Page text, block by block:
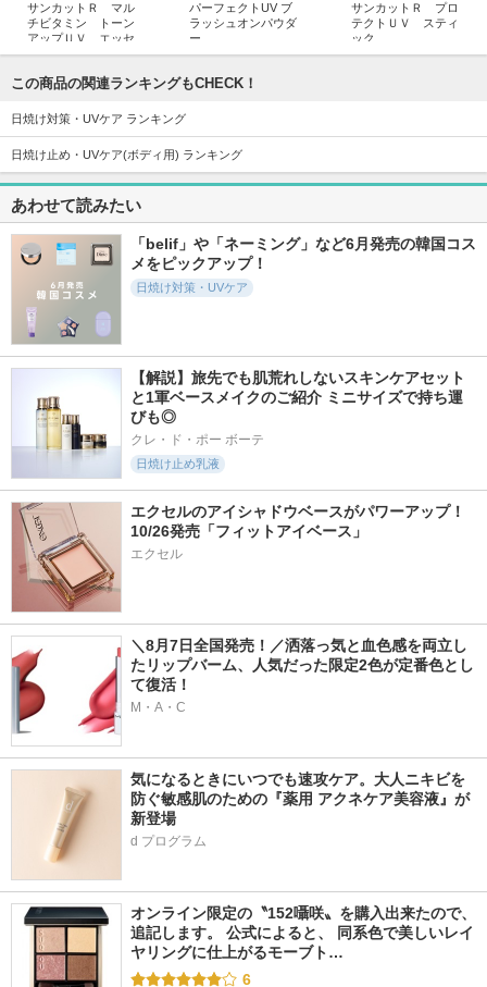
サンカットＲ マル
チビタミン トーン
アップＵＶ エッセ
ンス クリアラベン
サンカット(コーセー
パーフェクトUV ブ
ラッシュオンパウダ
ー
サンカットＲ プロ
テクトＵＶ スティ
ック
5.3
955件
ミノンUVマイルド
ジェル
ミノン
5.5
112件
サンカットＲ トー
ンアップUV エッ
センス スノーホワ
コスメポート)
5.6
2654件
5.6
1700件
ニベアUV ディープ
プロテクト＆ケア
ミルクミスト
ニベア
5.7
81件
セラミエイド UV
ミルク
5.1
1123件
ミノン アミノモイ
スト エイジングケ
169件
サンカットＲ マル
チビタミンＵＶ エ
ッセンス
サンカット(コーセー
コスメポート)
セラミエイド
プベース UV
ミノン
154件
サンカットＲ マル
チビタミンＵＶ ミ
5.6
265件
クリニシールド UV
スキンケア
4.9
1171件
この商品の関連ランキングもCHECK！
日焼け対策・UVケア ランキング
日焼け止め・UVケア(ボディ用) ランキング
あわせて読みたい
「belif」や「ネーミング」など6月発売の韓国コス
メをピックアップ！
日焼け対策・UVケア
【解説】旅先でも肌荒れしないスキンケアセット
と1軍ベースメイクのご紹介 ミニサイズで持ち運
びも◎
クレ・ド・ポー ボーテ
日焼け止め乳液
エクセルのアイシャドウベースがパワーアップ！
10/26発売「フィットアイベース」
エクセル
＼8月7日全国発売！／洒落っ気と血色感を両立し
たリップバーム、人気だった限定2色が定番色とし
て復活！
M・A・C
気になるときにいつでも速攻ケア。大人ニキビを
防ぐ敏感肌のための『薬用 アクネケア美容液』が
新登場
d プログラム
オンライン限定の〝152囁咲〟を購入出来たので、
追記します。 公式によると、 同系色で美しいレイ
ヤリングに仕上がるモーブト…
6